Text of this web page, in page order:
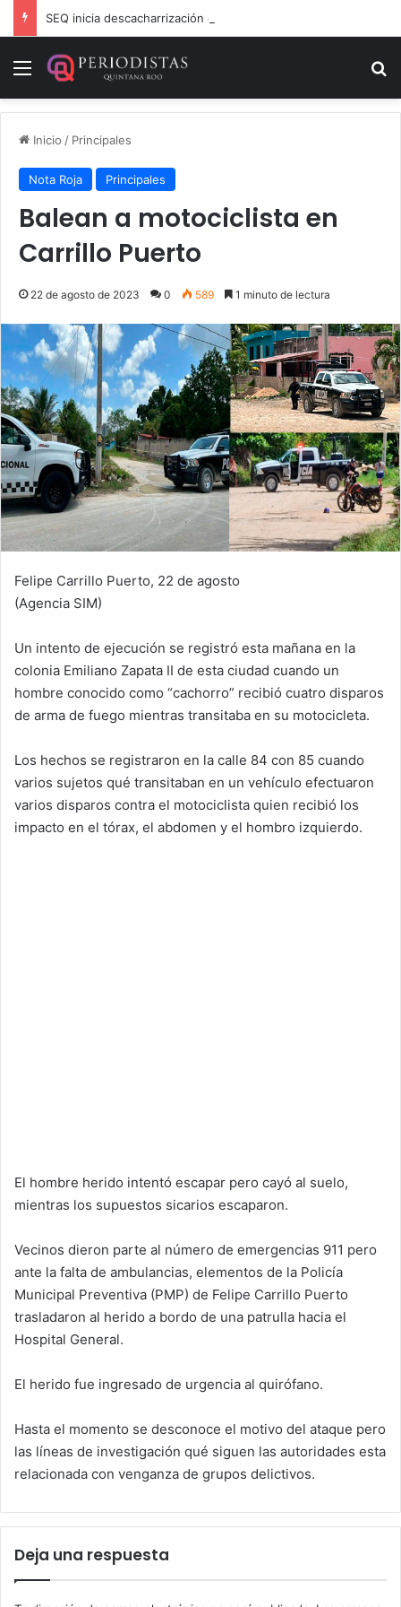
Menú
Inicio / Principales
Nota Roja Principales
Balean a motociclista en
Carrillo Puerto
22 de agosto de 2023 0 589 1 minuto de lectura
Felipe Carrillo Puerto, 22 de agosto
(Agencia SIM)
Un intento de ejecución se registró esta mañana en la
colonia Emiliano Zapata II de esta ciudad cuando un
hombre conocido como “cachorro” recibió cuatro disparos
de arma de fuego mientras transitaba en su motocicleta.
Los hechos se registraron en la calle 84 con 85 cuando
varios sujetos qué transitaban en un vehículo efectuaron
varios disparos contra el motociclista quien recibió los
impacto en el tórax, el abdomen y el hombro izquierdo.
El hombre herido intentó escapar pero cayó al suelo,
mientras los supuestos sicarios escaparon.
Vecinos dieron parte al número de emergencias 911 pero
ante la falta de ambulancias, elementos de la Policía
Municipal Preventiva (PMP) de Felipe Carrillo Puerto
trasladaron al herido a bordo de una patrulla hacia el
Hospital General.
El herido fue ingresado de urgencia al quirófano.
Hasta el momento se desconoce el motivo del ataque pero
las líneas de investigación qué siguen las autoridades esta
relacionada con venganza de grupos delictivos.
Deja una respuesta